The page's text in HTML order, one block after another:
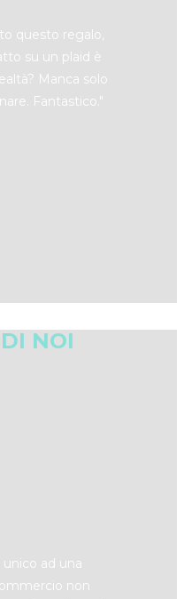
questo regalo,
su un plaid è
Manca solo
Fantastico."
NOI
ad una
non